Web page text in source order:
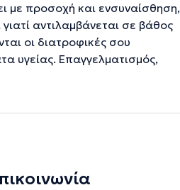
με προσοχή και ενσυναίσθηση,
αντιλαμβάνεται σε βάθος
οι διατροφικές σου
υγείας. Επαγγελματισμός,